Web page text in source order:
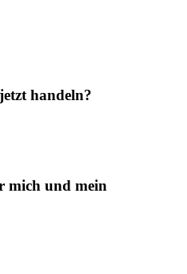
handeln?
mich und mein